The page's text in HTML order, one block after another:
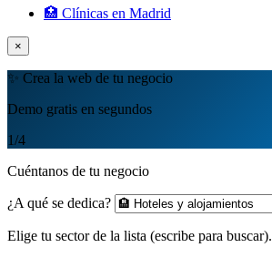
🏥 Clínicas en Madrid
×
✨ Crea la web de tu negocio
Demo gratis en segundos
1/4
Cuéntanos de tu negocio
¿A qué se dedica?
Elige tu sector de la lista (escribe para buscar).